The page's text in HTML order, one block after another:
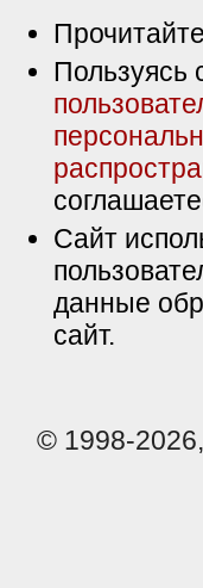
Прочитайте
Пользуясь
Сайт
данные
сайт.
© 1998-2026,